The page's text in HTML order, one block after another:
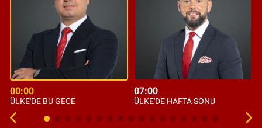
00:00
ÜLKE'DE BU GECE
07:00
ÜLKE'DE HAFTA SONU